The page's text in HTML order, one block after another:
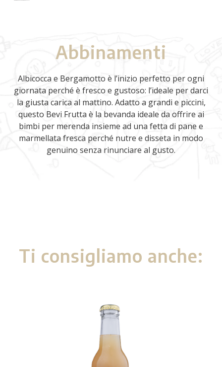
Abbinamenti
Albicocca e Bergamotto è l’inizio perfetto per ogni
giornata perché è fresco e gustoso: l’ideale per darci
la giusta carica al mattino. Adatto a grandi e piccini,
questo Bevi Frutta è la bevanda ideale da offrire ai
bimbi per merenda insieme ad una fetta di pane e
marmellata fresca perché nutre e disseta in modo
genuino senza rinunciare al gusto.
Ti consigliamo anche: